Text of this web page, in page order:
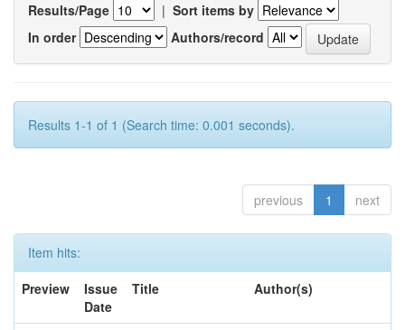
Results/Page | Sort items by
In order
Authors/record
Results 1-1 of 1 (Search time: 0.001 seconds).
previous 1 next
Item hits:
Preview
Issue
Date
Title Author(s)